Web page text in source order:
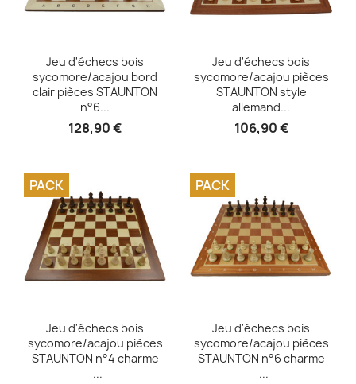
Aperçu rapide
Jeu d'échecs bois
sycomore/acajou bord
clair pièces STAUNTON
n°6...
128,90 €
Aperçu rapide
Jeu d'échecs bois
sycomore/acajou pièces
STAUNTON style
allemand...
106,90 €
Aperçu rapide
Jeu d'échecs bois
sycomore/acajou pièces
STAUNTON n°4 charme
-...
PACK
Aperçu rapide
Jeu d'échecs bois
sycomore/acajou pièces
STAUNTON n°6 charme
-...
PACK